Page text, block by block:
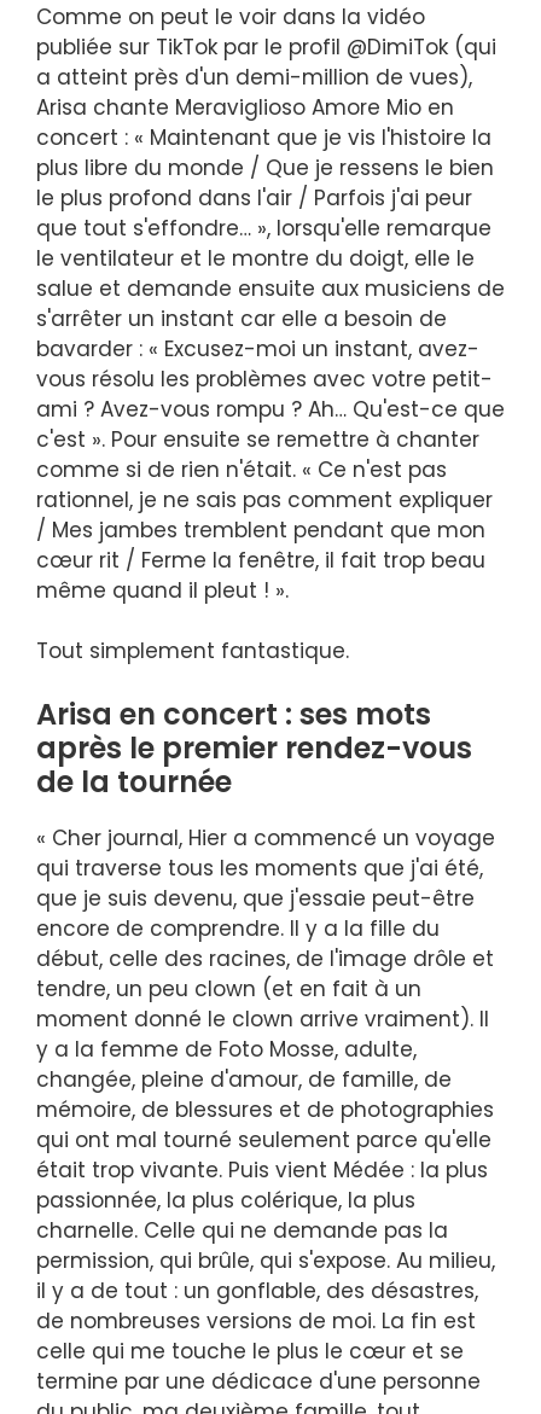
Comme on peut le voir dans la vidéo
publiée sur TikTok par le profil @DimiTok (qui
a atteint près d'un demi-million de vues),
Arisa chante Meraviglioso Amore Mio en
concert : « Maintenant que je vis l'histoire la
plus libre du monde / Que je ressens le bien
le plus profond dans l'air / Parfois j'ai peur
que tout s'effondre… », lorsqu'elle remarque
le ventilateur et le montre du doigt, elle le
salue et demande ensuite aux musiciens de
s'arrêter un instant car elle a besoin de
bavarder : « Excusez-moi un instant, avez-
vous résolu les problèmes avec votre petit-
ami ? Avez-vous rompu ? Ah… Qu'est-ce que
c'est ». Pour ensuite se remettre à chanter
comme si de rien n'était. « Ce n'est pas
rationnel, je ne sais pas comment expliquer
/ Mes jambes tremblent pendant que mon
cœur rit / Ferme la fenêtre, il fait trop beau
même quand il pleut ! ».
Tout simplement fantastique.
Arisa en concert : ses mots
après le premier rendez-vous
de la tournée
« Cher journal, Hier a commencé un voyage
qui traverse tous les moments que j'ai été,
que je suis devenu, que j'essaie peut-être
encore de comprendre. Il y a la fille du
début, celle des racines, de l'image drôle et
tendre, un peu clown (et en fait à un
moment donné le clown arrive vraiment). Il
y a la femme de Foto Mosse, adulte,
changée, pleine d'amour, de famille, de
mémoire, de blessures et de photographies
qui ont mal tourné seulement parce qu'elle
était trop vivante. Puis vient Médée : la plus
passionnée, la plus colérique, la plus
charnelle. Celle qui ne demande pas la
permission, qui brûle, qui s'expose. Au milieu,
il y a de tout : un gonflable, des désastres,
de nombreuses versions de moi. La fin est
celle qui me touche le plus le cœur et se
termine par une dédicace d'une personne